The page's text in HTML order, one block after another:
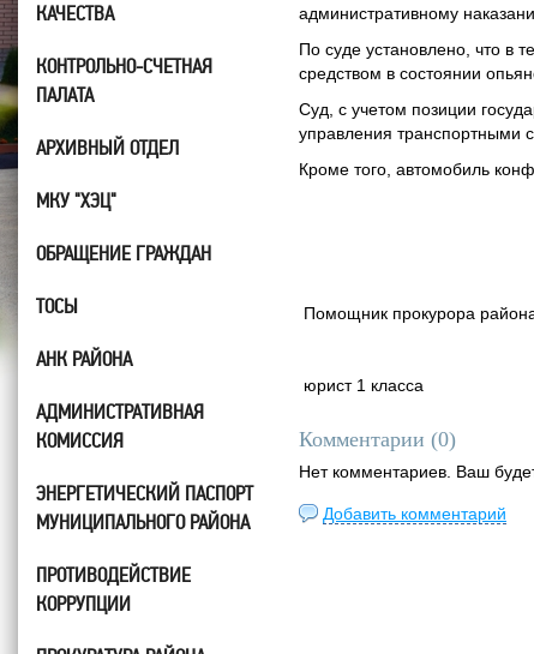
административному
По суде установлено, что в
средством в состоянии
Суд, с учетом позиции
управления транспортными
Кроме того, автомобиль
Помощник прокурора
юрист 1
Комментарии (0)
Нет комментариев. Ваш
Добавить комментарий
КАЧЕСТВА
КОНТРОЛЬНО-СЧЕТНАЯ
ПАЛАТА
АРХИВНЫЙ ОТДЕЛ
МКУ "ХЭЦ"
ОБРАЩЕНИЕ ГРАЖДАН
ТОСЫ
АНК РАЙОНА
АДМИНИСТРАТИВНАЯ
КОМИССИЯ
ЭНЕРГЕТИЧЕСКИЙ ПАСПОРТ
МУНИЦИПАЛЬНОГО РАЙОНА
ПРОТИВОДЕЙСТВИЕ
КОРРУПЦИИ